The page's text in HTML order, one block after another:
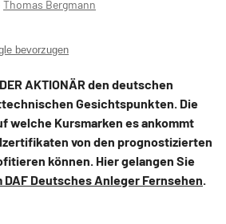
Thomas Bergmann
bevorzugen
AKTIONÄR den deutschen
Gesichtspunkten. Die
welche Kursmarken es ankommt
von den prognostizierten
können. Hier gelangen Sie
DAF Deutsches Anleger Fernsehen.